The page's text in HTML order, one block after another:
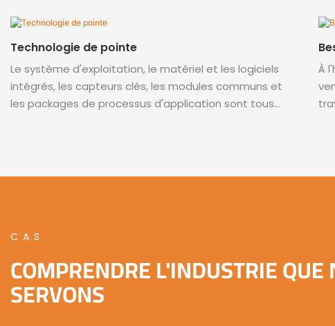
Technologie de pointe
Le système d'exploitation, le matériel et les logiciels
intégrés, les capteurs clés, les modules communs et
les packages de processus d'application sont tous
professionnel. Le produit est simple et facile à utiliser,
À
CAS
COMPRENDRE L'INDUSTRIE QUE
SERVONS